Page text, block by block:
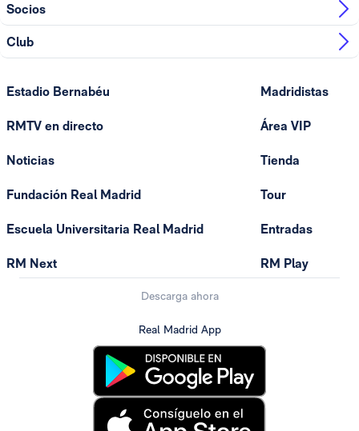
Socios
Club
Estadio Bernabéu
RMTV en directo
Noticias
Fundación Real Madrid
Escuela Universitaria Real Madrid
RM Next
Madridistas
Área VIP
Tienda
Tour
Entradas
RM Play
Descarga ahora
Real Madrid App